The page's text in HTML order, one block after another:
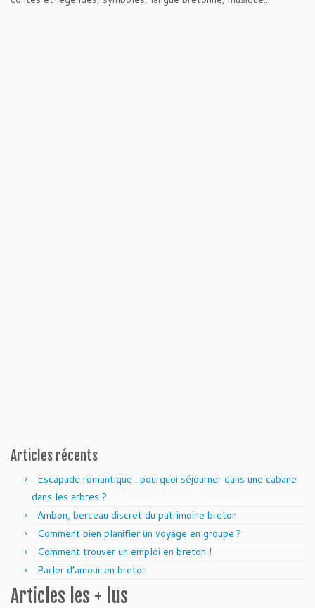
Articles récents
Escapade romantique : pourquoi séjourner dans une cabane
dans les arbres ?
Ambon, berceau discret du patrimoine breton
Comment bien planifier un voyage en groupe ?
Comment trouver un emploi en breton !
Parler d’amour en breton
Articles les + lus